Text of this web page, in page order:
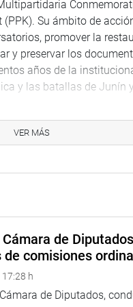
Su ámbito de
promover la
y preservar los
años de la
y las batallas de Junín
Morales (FP) y
a proponer
Especial de
(OCDE) y
Ene y Mantaro
políticas, planes,
recomendando y
VER MÁS
de
comisiones
h
de Diputados,